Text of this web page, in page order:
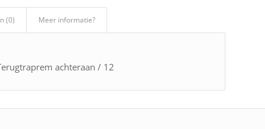
(0) Meer informatie?
achteraan / 12